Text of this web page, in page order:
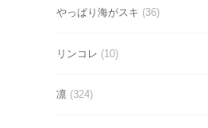
やっぱり海がスキ (36)
リンコレ (10)
凛 (324)